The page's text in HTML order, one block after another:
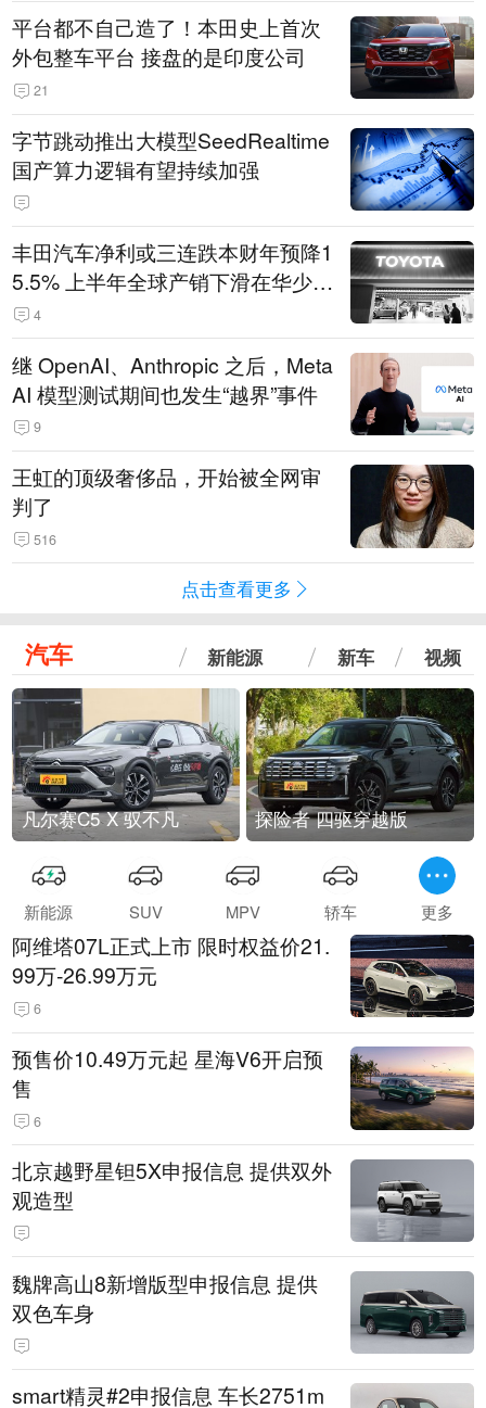
平台都不自己造了！本田史上首次
外包整车平台 接盘的是印度公司
21
字节跳动推出大模型SeedRealtime
国产算力逻辑有望持续加强
丰田汽车净利或三连跌本财年预降1
5.5% 上半年全球产销下滑在华少卖
14.3万辆
4
继 OpenAI、Anthropic 之后，Meta
AI 模型测试期间也发生“越界”事件
9
王虹的顶级奢侈品，开始被全网审
判了
516
点击查看更多
汽车 新能源 新车 视频
凡尔赛C5 X 驭不凡 探险者 四驱穿越版
新能源 SUV MPV 轿车 更多
阿维塔07L正式上市 限时权益价21.
99万-26.99万元
6
预售价10.49万元起 星海V6开启预
售
6
北京越野星钽5X申报信息 提供双外
观造型
魏牌高山8新增版型申报信息 提供
双色车身
smart精灵#2申报信息 车长2751m